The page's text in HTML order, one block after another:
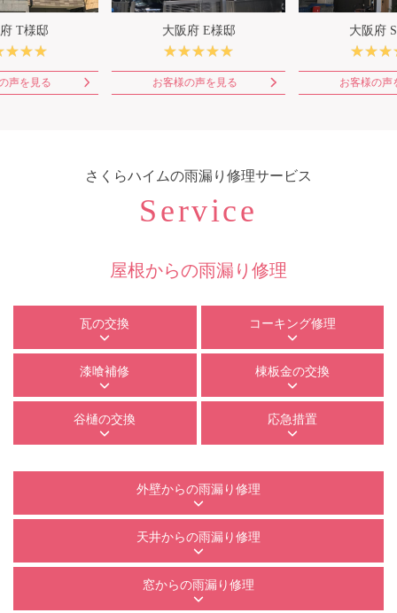
T様邸
声を見る
大阪府 E様邸
お客様の声を見る
大阪府
お客様の声
さくらハイムの雨漏り修理サービス
Service
屋根からの雨漏り修理
瓦の交換 コーキング修理
漆喰補修 棟板金の交換
谷樋の交換 応急措置
外壁からの雨漏り修理
天井からの雨漏り修理
窓からの雨漏り修理